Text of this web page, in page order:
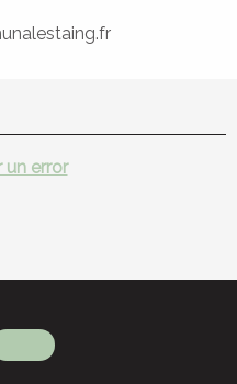
un error